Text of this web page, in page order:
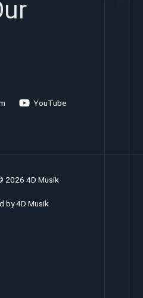
YouTube
2026 4D Musik
by 4D Musik